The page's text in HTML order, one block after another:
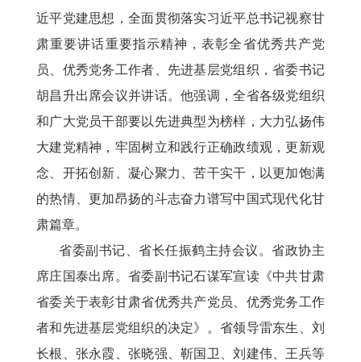
近平党建思想，全面贯彻落实习近平总书记视察甘
肃重要讲话重要指示精神，表彰全省优秀共产党
员、优秀党务工作者、先进基层党组织，省委书记
胡昌升出席会议并讲话。他强调，全省各级党组织
和广大党员干部要以先进典型为榜样，大力弘扬伟
大建党精神，牢固树立和践行正确政绩观，更新观
念、开拓创新、凝心聚力、苦干实干，以更加饱满
的热情、更加昂扬的斗志奋力谱写中国式现代化甘
肃篇章。
省委副书记、省长任振鹤主持会议。省政协主
席庄国泰出席。省委副书记石谋军宣读《中共甘肃
省委关于表彰甘肃省优秀共产党员、优秀党务工作
者和先进基层党组织的决定》。省领导雷东生、刘
长根、张永霞、张晓强、靳国卫、刘建伟、王兵等